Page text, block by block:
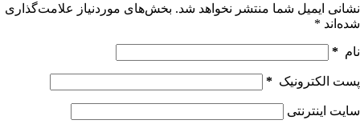
نشانی ایمیل شما منتشر نخواهد شد. بخش‌های موردنیاز علامت‌گذاری
شده‌اند *
نام *
پست الکترونیک *
سایت اینترنتی